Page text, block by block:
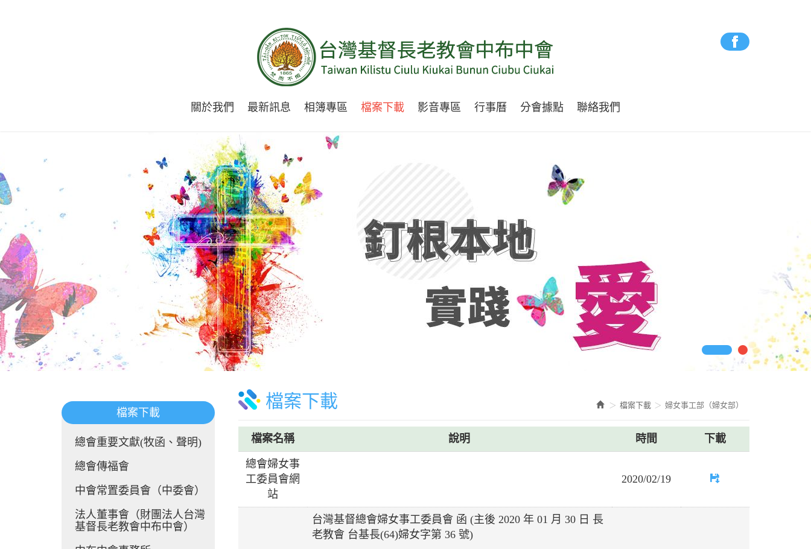
關於我們 最新訊息 相簿專區 檔案下載 影音專區 行事曆 分會據點 聯絡我們
檔案下載
總會重要文獻(牧函、聲明)
總會傳福會
中會常置委員會（中委會）
法人董事會（財團法人台灣
基督長老教會中布中會）
檔案下載 婦女事工部（婦女部）
檔案下載
檔案名稱 說明 時間 下載
總會婦女事
工委員會網
站
2020/02/19
台灣基督總會婦女事工委員會 函 (主後 2020 年 01 月 30 日 長
老教會 台基長(64)婦女字第 36 號)